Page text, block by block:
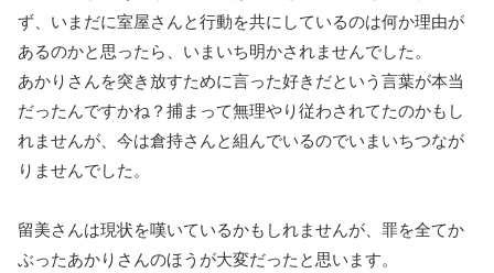
ず、いまだに室屋さんと行動を共にしているのは何か理由が
あるのかと思ったら、いまいち明かされませんでした。
あかりさんを突き放すために言った好きだという言葉が本当
だったんですかね？捕まって無理やり従わされてたのかもし
れませんが、今は倉持さんと組んでいるのでいまいちつなが
りませんでした。
留美さんは現状を嘆いているかもしれませんが、罪を全てか
ぶったあかりさんのほうが大変だったと思います。